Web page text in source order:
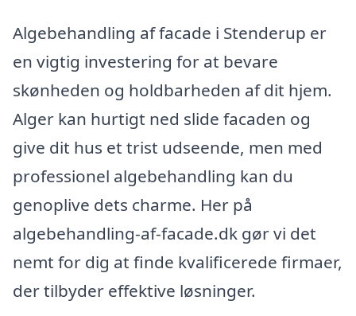
Algebehandling af facade i Stenderup er
en vigtig investering for at bevare
skønheden og holdbarheden af dit hjem.
Alger kan hurtigt ned slide facaden og
give dit hus et trist udseende, men med
professionel algebehandling kan du
genoplive dets charme. Her på
algebehandling-af-facade.dk gør vi det
nemt for dig at finde kvalificerede firmaer,
der tilbyder effektive løsninger.